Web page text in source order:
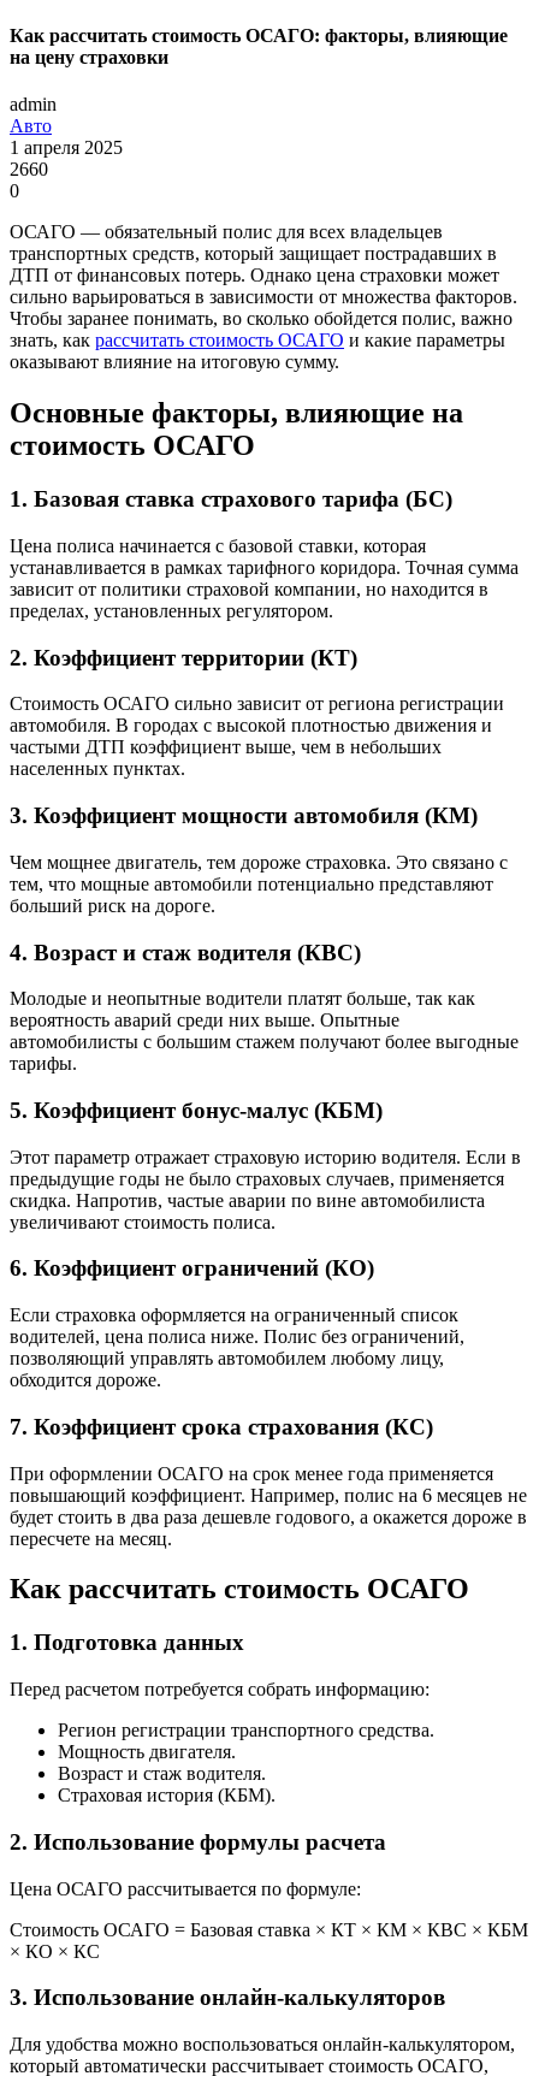
Как рассчитать стоимость ОСАГО: факторы, влияющие
на цену страховки
admin
Авто
1 апреля 2025
2660
0
ОСАГО — обязательный полис для всех владельцев
транспортных средств, который защищает пострадавших в
ДТП от финансовых потерь. Однако цена страховки может
сильно варьироваться в зависимости от множества факторов.
Чтобы заранее понимать, во сколько обойдется полис, важно
знать, как рассчитать стоимость ОСАГО и какие параметры
оказывают влияние на итоговую сумму.
Основные факторы, влияющие на
стоимость ОСАГО
1. Базовая ставка страхового тарифа (БС)
Цена полиса начинается с базовой ставки, которая
устанавливается в рамках тарифного коридора. Точная сумма
зависит от политики страховой компании, но находится в
пределах, установленных регулятором.
2. Коэффициент территории (КТ)
Стоимость ОСАГО сильно зависит от региона регистрации
автомобиля. В городах с высокой плотностью движения и
частыми ДТП коэффициент выше, чем в небольших
населенных пунктах.
3. Коэффициент мощности автомобиля (КМ)
Чем мощнее двигатель, тем дороже страховка. Это связано с
тем, что мощные автомобили потенциально представляют
больший риск на дороге.
4. Возраст и стаж водителя (КВС)
Молодые и неопытные водители платят больше, так как
вероятность аварий среди них выше. Опытные
автомобилисты с большим стажем получают более выгодные
тарифы.
5. Коэффициент бонус-малус (КБМ)
Этот параметр отражает страховую историю водителя. Если в
предыдущие годы не было страховых случаев, применяется
скидка. Напротив, частые аварии по вине автомобилиста
увеличивают стоимость полиса.
6. Коэффициент ограничений (КО)
Если страховка оформляется на ограниченный список
водителей, цена полиса ниже. Полис без ограничений,
позволяющий управлять автомобилем любому лицу,
обходится дороже.
7. Коэффициент срока страхования (КС)
При оформлении ОСАГО на срок менее года применяется
повышающий коэффициент. Например, полис на 6 месяцев не
будет стоить в два раза дешевле годового, а окажется дороже в
пересчете на месяц.
Как рассчитать стоимость ОСАГО
1. Подготовка данных
Перед расчетом потребуется собрать информацию:
Регион регистрации транспортного средства.
Мощность двигателя.
Возраст и стаж водителя.
Страховая история (КБМ).
2. Использование формулы расчета
Цена ОСАГО рассчитывается по формуле:
Стоимость ОСАГО = Базовая ставка × КТ × КМ × КВС × КБМ
× КО × КС
3. Использование онлайн-калькуляторов
Для удобства можно воспользоваться онлайн-калькулятором,
который автоматически рассчитывает стоимость ОСАГО,